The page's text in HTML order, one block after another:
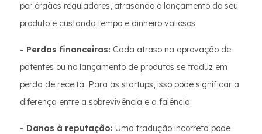
por órgãos reguladores, atrasando o lançamento do seu
produto e custando tempo e dinheiro valiosos.
- Perdas financeiras: Cada atraso na aprovação de
patentes ou no lançamento de produtos se traduz em
perda de receita. Para as startups, isso pode significar a
diferença entre a sobrevivência e a falência.
- Danos à reputação: Uma tradução incorreta pode